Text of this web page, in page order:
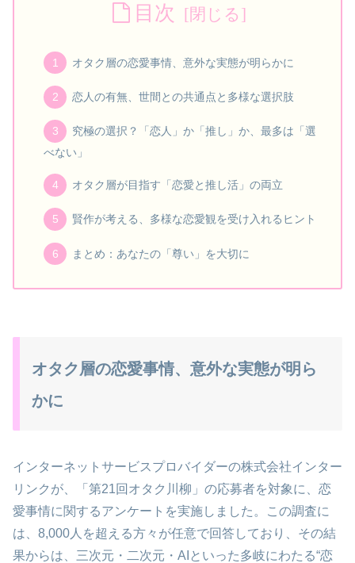
目次
オタク層の恋愛事情、意外な実態が明らかに
恋人の有無、世間との共通点と多様な選択肢
究極の選択？「恋人」か「推し」か、最多は「選
べない」
オタク層が目指す「恋愛と推し活」の両立
賢作が考える、多様な恋愛観を受け入れるヒント
まとめ：あなたの「尊い」を大切に
オタク層の恋愛事情、意外な実態が明ら
かに
インターネットサービスプロバイダーの株式会社インター
リンクが、「第21回オタク川柳」の応募者を対象に、恋
愛事情に関するアンケートを実施しました。この調査に
は、8,000人を超える方々が任意で回答しており、その結
果からは、三次元・二次元・AIといった多岐にわたる“恋